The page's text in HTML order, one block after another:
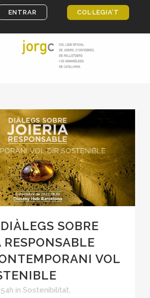
ENTRAR COL·LEGIA’T
DIÀLEGS SOBRE
RESPONSABLE
VOL
in Sostenibilitat,